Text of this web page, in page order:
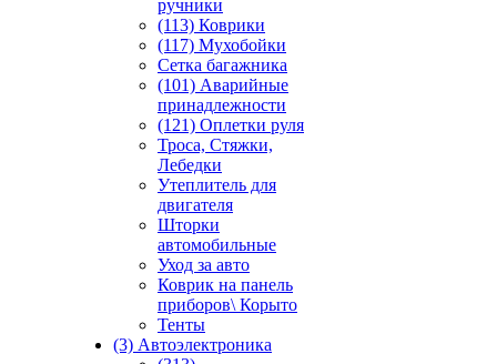
ручники
(113) Коврики
(117) Мухобойки
Сетка багажника
(101) Аварийные
принадлежности
(121) Оплетки руля
Троса, Стяжки,
Лебедки
Утеплитель для
двигателя
Шторки
автомобильные
Уход за авто
Коврик на панель
приборов\ Корыто
Тенты
(3) Автоэлектроника